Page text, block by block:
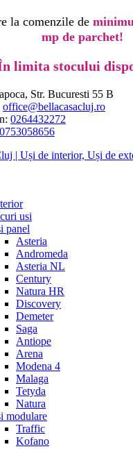
la comenzile de
mp de parchet!
limita stocului
Str. Bucuresti 55 B
office@bellacasacluj.ro
0264432272
0753058656
usi
panel
Asteria
Andromeda
Asteria NL
Century
Natura HR
Discovery
Demeter
Saga
Antiope
Arena
Modena 4
Malaga
Tetyda
Natura
modulare
Traffic
Kofano